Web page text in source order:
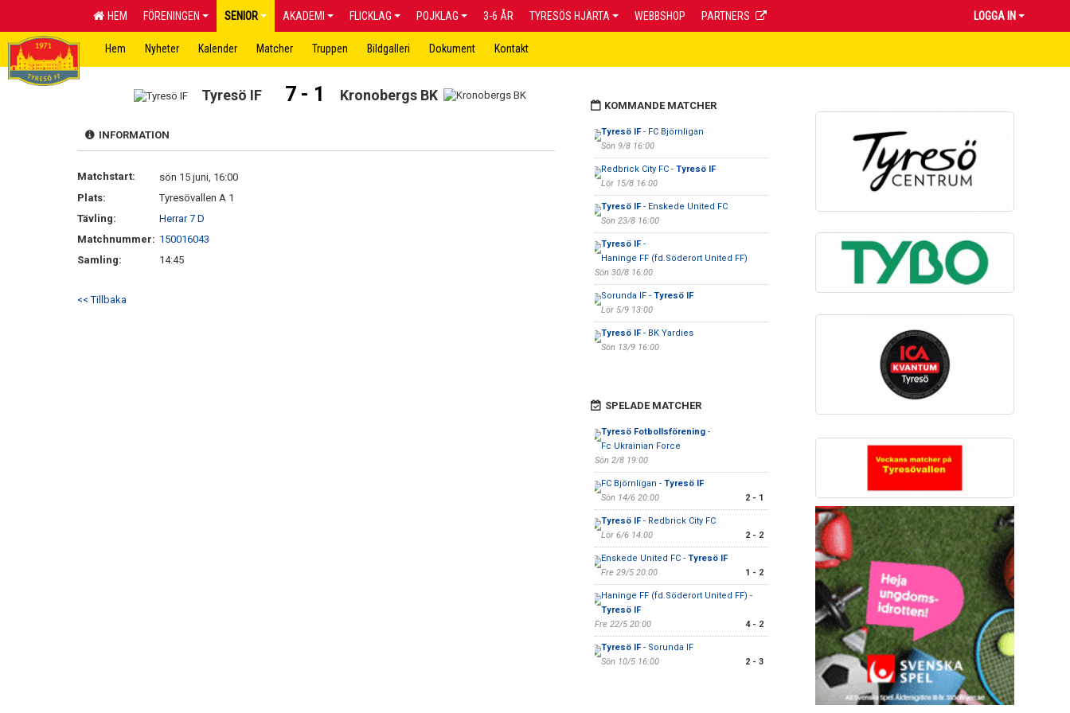
HEM FÖRENINGEN SENIOR AKADEMI FLICKLAG POJKLAG 3-6 ÅR TYRESÖS HJÄRTA WEBBSHOP PARTNERS LOGGA IN
Hem Nyheter Kalender Matcher Truppen Bildgalleri Dokument Kontakt
Tyresö IF 7 - 1 Kronobergs BK
INFORMATION
Matchstart:
sön 15 juni, 16:00
Plats:
Tyresövallen A 1
Tävling:
Herrar 7 D
Matchnummer: 150016043
Samling:
14:45
<< Tillbaka
KOMMANDE MATCHER
Tyresö IF- FC Björnligan
Sön 9/8 16:00
Redbrick City FC - Tyresö IF
Lör 15/8 16:00
Tyresö IF- Enskede United FC
Sön 23/8 16:00
Tyresö IF-
Haninge FF (fd.Söderort United FF)
Sön 30/8 16:00
Sorunda IF - Tyresö IF
Lör 5/9 13:00
Tyresö IF- BK Yardies
Sön 13/9 16:00
SPELADE MATCHER
Tyresö Fotbollsförening-
Fc Ukrainian Force
Sön 2/8 19:00
FC Björnligan - Tyresö IF
Sön 14/6 20:00
2 - 1
Tyresö IF- Redbrick City FC
Lör 6/6 14:00
2 - 2
Enskede United FC - Tyresö IF
Fre 29/5 20:00
1 - 2
Haninge FF (fd.Söderort United FF) -
Tyresö IF
Fre 22/5 20:00
4 - 2
Tyresö IF- Sorunda IF
Sön 10/5 16:00
2 - 3